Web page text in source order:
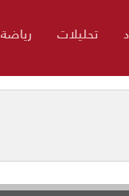
تحليلات رياضة